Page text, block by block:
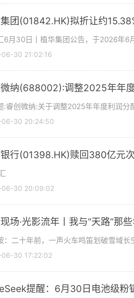
团(01842.HK)拟折让约
6月30日丨植华集团公告，于2026年6
30 21:02:16
纳(688002):调整2025年年
:睿创微纳:关于调整2025年年度利润
06-30 20:24:50
行(01398.HK)赎回380亿元
06-30 20:09:02
场·光影流年丨我与“天路”那
：二十年前，一声火车鸣笛划破雪域
30 17:22:02
提醒：6月30日电池级粉